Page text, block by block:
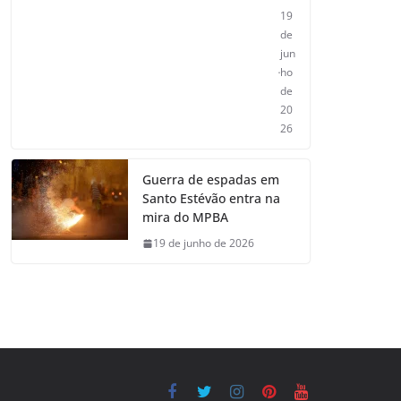
19
de
jun
ho
de
20
26
Guerra de espadas em
Santo Estévão entra na
mira do MPBA
19 de junho de 2026